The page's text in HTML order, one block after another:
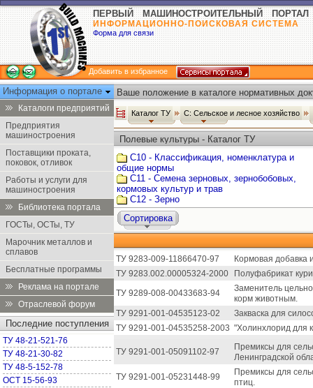
ПЕРВЫЙ МАШИНОСТРОИТЕЛЬНЫЙ ПОРТАЛ
ИНФОРМАЦИОННО-ПОИСКОВАЯ СИСТЕМА
Форма для связи
Добавить в избранное
Информация о портале
Каталоги предприятий
Предприятия
машиностроения
Поставщики проката,
поковок, отливок
Работы и услуги для
машиностроения
Библиотека портала
ГОСТы, ОСТы, ТУ
Марочник металлов и
сплавов
Бесплатные программы
Реклама на портале
Отраслевой форум
Последние поступления
ТУ 48-21-521-76
ТУ 48-21-30-82
ТУ 48-5-152-78
ОСТ 15-56-93
Ваше положение в каталоге нормативных
Каталог ТУ С: Сельское и лесное хозяйство
Полевые культуры - Каталог ТУ
С10 - Классификация, номенклатура и
общие нормы
С11 - Семена зерновых, зернобобовых,
кормовых культур и трав
С12 - Зерно
Сортировка
ТУ 9283-009-11866470-97
Кормовая добавка
ТУ 9283.002.00005324-2000
Полуфабрикат
ТУ 9289-008-00433683-94
Заменитель
корм животным.
ТУ 9291-001-04535123-02
Закваска для
ТУ 9291-001-04535258-2003 "Холинхлорид для
ТУ 9291-001-05091102-97
Премиксы для
Ленинградской
ТУ 9291-001-05231448-99
Премиксы для
птиц.